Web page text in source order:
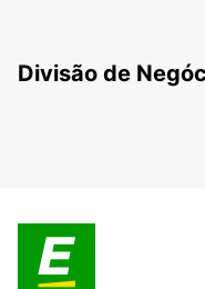
Divisão de